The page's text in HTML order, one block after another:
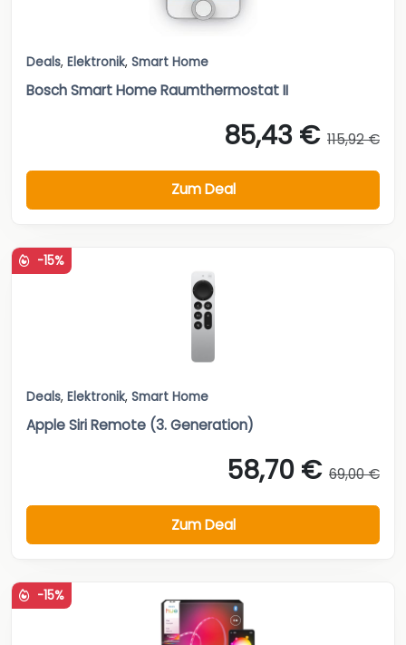
Deals, Elektronik, Smart Home
Bosch Smart Home Raumthermostat II
85,43 € 115,92 €
Zum Deal
-15%
Deals, Elektronik, Smart Home
Apple Siri Remote (3. Generation)
58,70 € 69,00 €
Zum Deal
-15%